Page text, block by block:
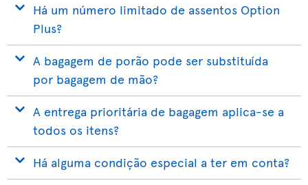
Há um número limitado de assentos Option
Plus?
A bagagem de porão pode ser substituída
por bagagem de mão?
A entrega prioritária de bagagem aplica-se a
todos os itens?
Há alguma condição especial a ter em conta?